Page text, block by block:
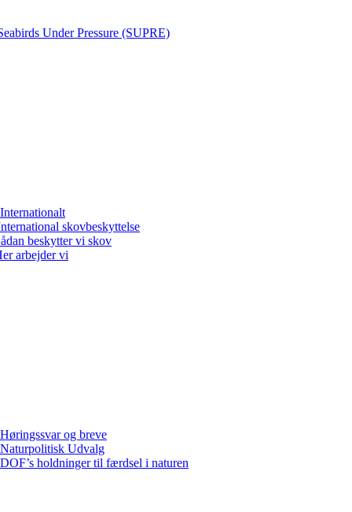
Under Pressure (SUPRE)
Internationalt
skovbeskyttelse
beskytter vi skov
arbejder vi
Høringssvar og breve
Naturpolitisk Udvalg
DOF’s holdninger til færdsel i naturen